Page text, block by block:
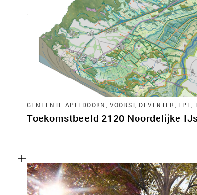
GEMEENTE APELDOORN, VOORST, DEVENTER, EPE,
Toekomstbeeld 2120 Noordelijke